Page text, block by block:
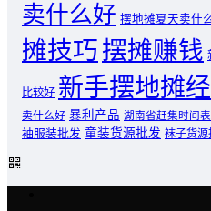
卖什么好 摆地摊夏天卖什
摊技巧摆摊赚钱
比较好 新手摆地摊
卖什么好 暴利产品 湖南省赶集时间表
袖服装批发 童装货源批发 袜子货源